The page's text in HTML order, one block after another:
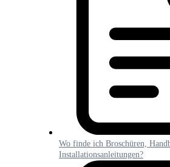
Wo finde ich Broschüren,
Installationsanleitungen?